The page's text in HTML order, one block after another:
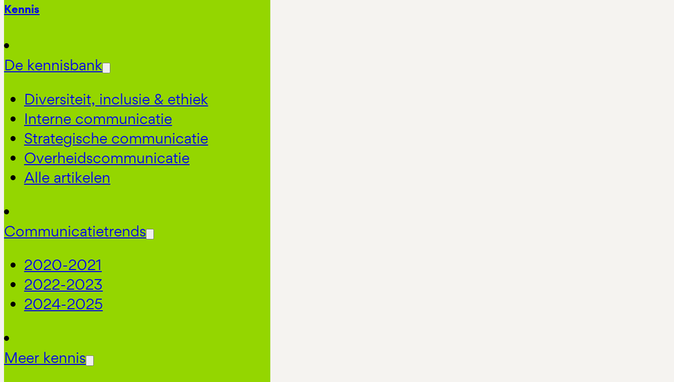
Kennis
De kennisbank
Diversiteit, inclusie & ethiek
Interne communicatie
Strategische communicatie
Overheidscommunicatie
Alle artikelen
Communicatietrends
2020-2021
2022-2023
2024-2025
Meer kennis